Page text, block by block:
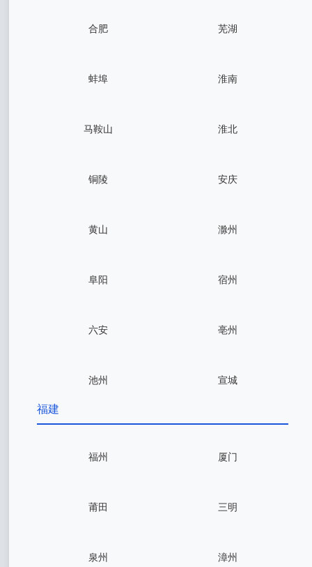
合肥 芜湖
蚌埠 淮南
马鞍山 淮北
铜陵 安庆
黄山 滁州
阜阳 宿州
六安 亳州
池州 宣城
福建
福州 厦门
莆田 三明
泉州 漳州